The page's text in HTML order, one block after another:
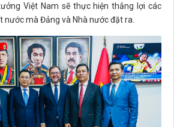
Việt Nam sẽ thực hiện thắng lợi các
mà Đảng và Nhà nước đặt ra.